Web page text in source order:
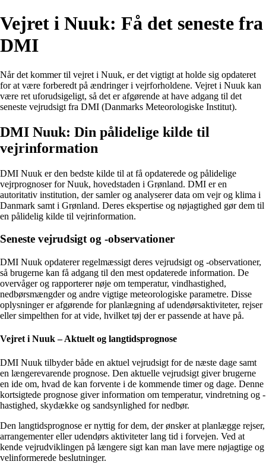
Vejret i Nuuk: Få det seneste fra
DMI
Når det kommer til vejret i Nuuk, er det vigtigt at holde sig opdateret
for at være forberedt på ændringer i vejrforholdene. Vejret i Nuuk kan
være ret uforudsigeligt, så det er afgørende at have adgang til det
seneste vejrudsigt fra DMI (Danmarks Meteorologiske Institut).
DMI Nuuk: Din pålidelige kilde til
vejrinformation
DMI Nuuk er den bedste kilde til at få opdaterede og pålidelige
vejrprognoser for Nuuk, hovedstaden i Grønland. DMI er en
autoritativ institution, der samler og analyserer data om vejr og klima i
Danmark samt i Grønland. Deres ekspertise og nøjagtighed gør dem til
en pålidelig kilde til vejrinformation.
Seneste vejrudsigt og -observationer
DMI Nuuk opdaterer regelmæssigt deres vejrudsigt og -observationer,
så brugerne kan få adgang til den mest opdaterede information. De
overvåger og rapporterer nøje om temperatur, vindhastighed,
nedbørsmængder og andre vigtige meteorologiske parametre. Disse
oplysninger er afgørende for planlægning af udendørsaktiviteter, rejser
eller simpelthen for at vide, hvilket tøj der er passende at have på.
Vejret i Nuuk – Aktuelt og langtidsprognose
DMI Nuuk tilbyder både en aktuel vejrudsigt for de næste dage samt
en længerevarende prognose. Den aktuelle vejrudsigt giver brugerne
en ide om, hvad de kan forvente i de kommende timer og dage. Denne
kortsigtede prognose giver information om temperatur, vindretning og -
hastighed, skydække og sandsynlighed for nedbør.
Den langtidsprognose er nyttig for dem, der ønsker at planlægge rejser,
arrangementer eller udendørs aktiviteter lang tid i forvejen. Ved at
kende vejrudviklingen på længere sigt kan man lave mere nøjagtige og
velinformerede beslutninger.